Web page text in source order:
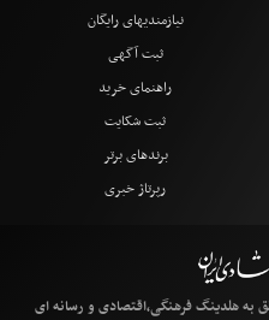
نیازمندیهای رایگان
ثبت آگهی
راهنمای خرید
ثبت شکایت
برندهای برتر
رپرتاژ خبری
به هلدینگ فرهنگی،اقتصادی و رسانه ای